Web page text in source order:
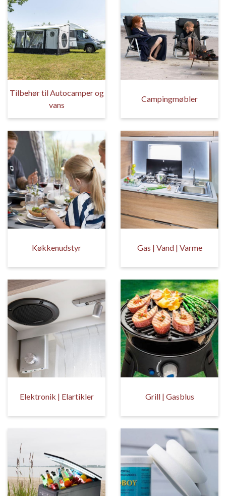
Tilbehør til Autocamper og
vans
Campingmøbler
Køkkenudstyr Gas | Vand | Varme
Elektronik | Elartikler Grill | Gasblus